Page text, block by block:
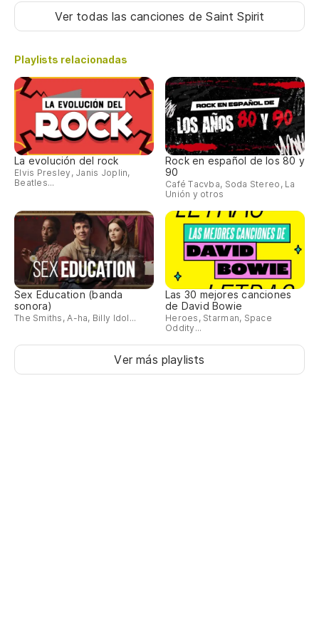
Ver todas las canciones de Saint Spirit
Playlists relacionadas
La evolución del rock
Elvis Presley, Janis Joplin,
Beatles...
Rock en español de los 80 y
90
Café Tacvba, Soda Stereo, La
Unión y otros
Sex Education (banda
sonora)
The Smiths, A-ha, Billy Idol...
Las 30 mejores canciones
de David Bowie
Heroes, Starman, Space
Oddity...
Ver más playlists